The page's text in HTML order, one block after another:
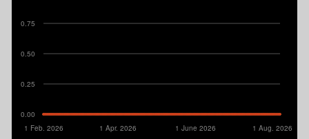
0.00
0.25
0.50
0.75
1 Aug. 2026
1 June 2026
1 Apr. 2026
1 Feb. 2026